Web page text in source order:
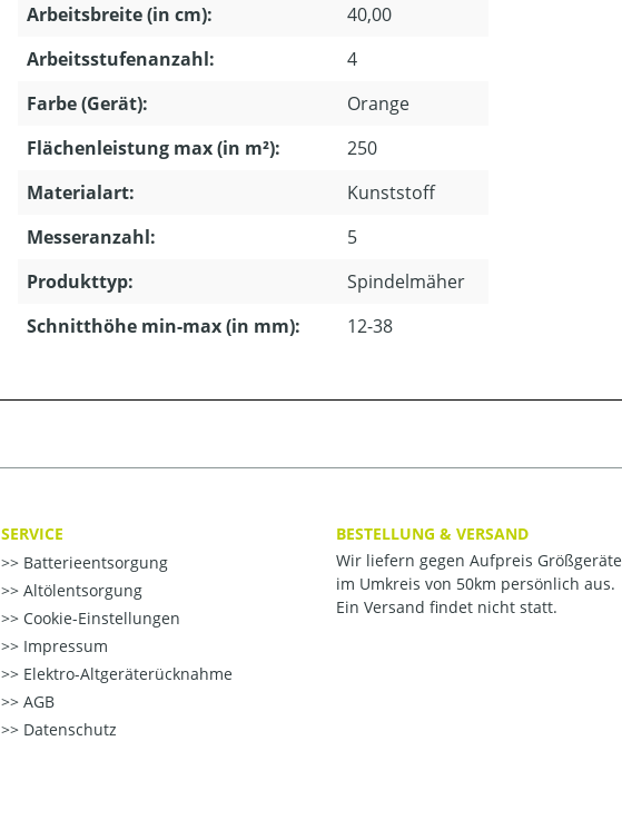
Arbeitsbreite (in cm):
40,00
Arbeitsstufenanzahl:
4
Farbe (Gerät):
Orange
Flächenleistung max (in m²):
250
Materialart:
Kunststoff
Messeranzahl:
5
Produkttyp:
Spindelmäher
Schnitthöhe min-max (in mm):
12-38
SERVICE
Batterieentsorgung
Altölentsorgung
Cookie-Einstellungen
Impressum
Elektro-Altgeräterücknahme
AGB
Datenschutz
BESTELLUNG & VERSAND
Wir liefern gegen Aufpreis Größgeräte
im Umkreis von 50km persönlich aus.
Ein Versand findet nicht statt.